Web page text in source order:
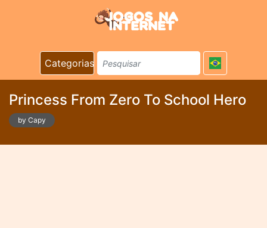
Categorias
Princess From Zero To School Hero
by Capy